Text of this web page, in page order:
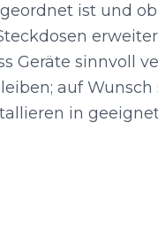
ist und
Geräte sinnvoll
auf Wunsch
in